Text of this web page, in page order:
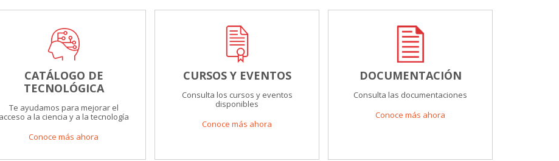
CATÁLOGO DE
TECNOLÓGICA
Te ayudamos para mejorar el
acceso a la ciencia y a la tecnología
Conoce más ahora
CURSOS Y EVENTOS
Consulta los cursos y eventos
disponibles
Conoce más ahora
DOCUMENTACIÓN
Consulta las documentaciones
Conoce más ahora